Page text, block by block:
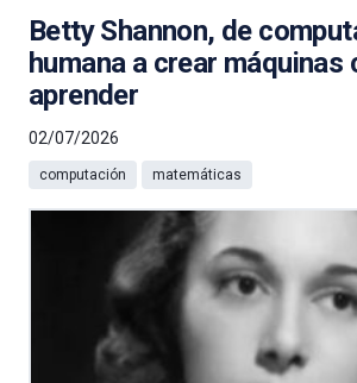
Betty Shannon, de
humana a crear máquinas
aprender
02/07/2026
computación matemáticas